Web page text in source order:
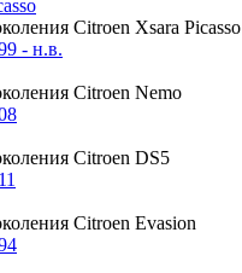
Citroen Xsara Picasso
- н.в.
Citroen Nemo
Citroen DS5
Citroen Evasion